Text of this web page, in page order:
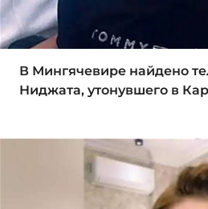
В Мингячевире найдено
Ниджата, утонувшего в